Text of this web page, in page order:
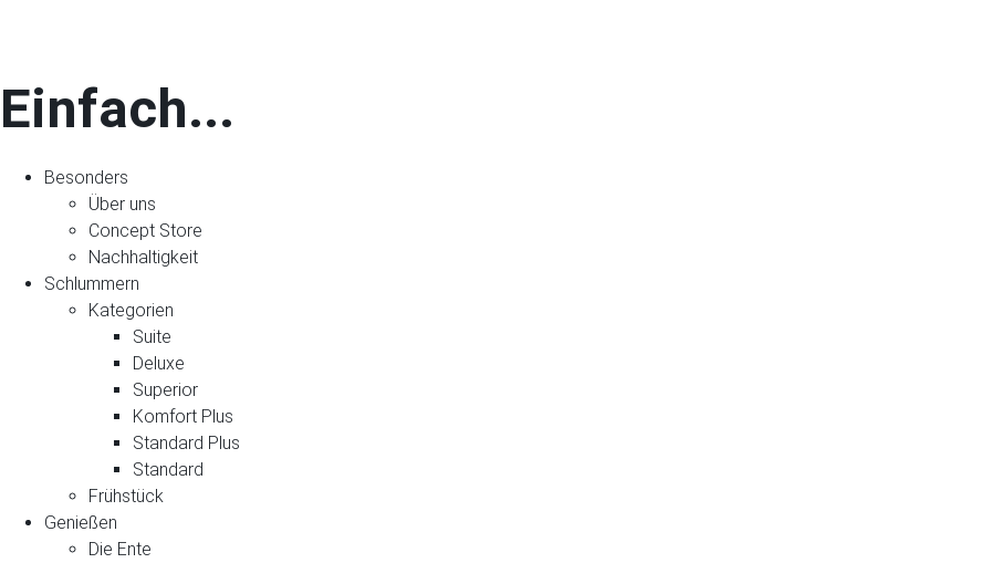
Einfach...
Besonders
Über uns
Concept Store
Nachhaltigkeit
Schlummern
Kategorien
Suite
Deluxe
Superior
Komfort Plus
Standard Plus
Standard
Frühstück
Genießen
Die Ente